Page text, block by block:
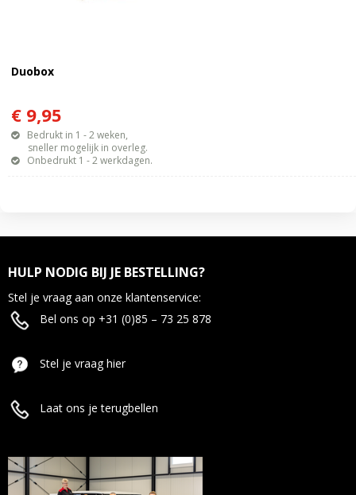
Duobox
€ 9,95
Bedrukt in 1 - 2 weken,
sneller mogelijk in overleg.
Onbedrukt 1 - 2 werkdagen.
HULP NODIG BIJ JE BESTELLING?
Stel je vraag aan onze klantenservice:
Bel ons op +31 (0)85 – 73 25 878
Stel je vraag hier
Laat ons je terugbellen